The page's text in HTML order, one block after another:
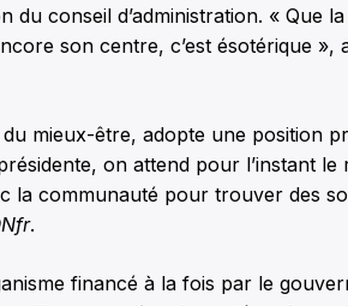
du conseil d’administration. « Que
son centre, c’est ésotérique »,
mieux-être, adopte une position
on attend pour l’instant le
la communauté pour trouver des
.
financé à la fois par le